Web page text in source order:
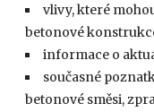
vlivy, které
betonové
informace o
současné
betonové směsi,